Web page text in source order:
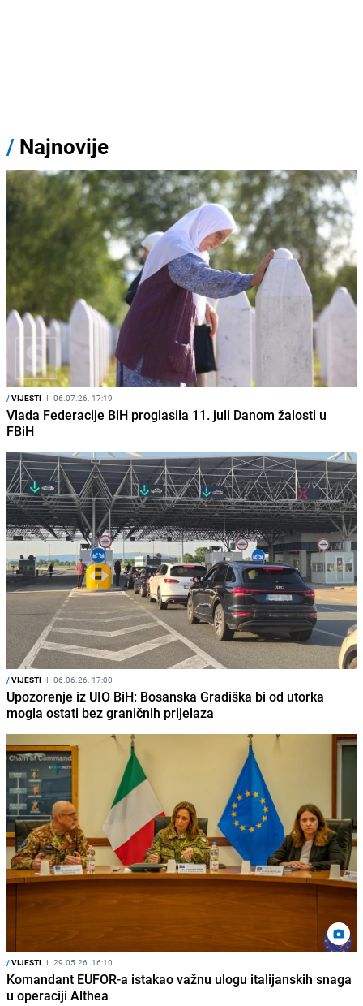
/ Najnovije
/VIJESTI I 06.07.26. 17:19
Vlada Federacije BiH proglasila 11. juli Danom žalosti u
FBiH
/VIJESTI I 06.06.26. 17:00
Upozorenje iz UIO BiH: Bosanska Gradiška bi od utorka
mogla ostati bez graničnih prijelaza
/VIJESTI I 29.05.26. 16:10
Komandant EUFOR-a istakao važnu ulogu italijanskih snaga
u operaciji Althea